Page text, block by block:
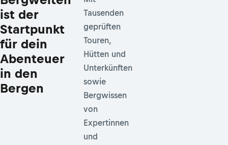
ist der
Startpunkt
für dein
Abenteuer
in den
Bergen
Tausenden
geprüften
Touren,
Hütten und
Unterkünften
sowie
Bergwissen
von
Expertinnen
und